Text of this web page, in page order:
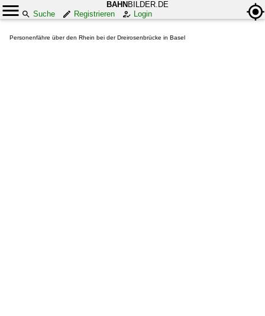
BAHN BILDER.DE
Suche
Registrieren Login
Personenfähre über den Rhein bei der Dreirosenbrücke in Basel